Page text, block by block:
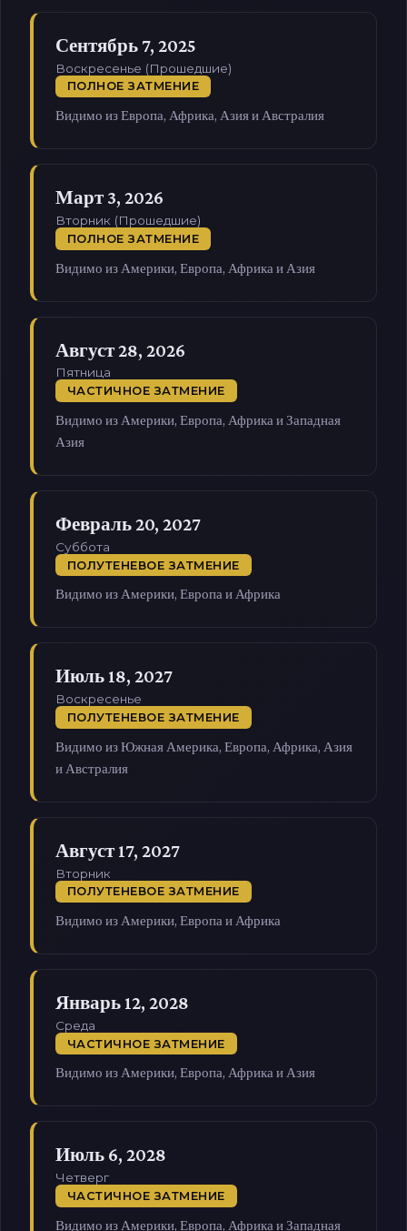
Сентябрь 7, 2025
Воскресенье (Прошедшие)
ПОЛНОЕ ЗАТМЕНИЕ
Видимо из Европа, Африка, Азия и Австралия
Март 3, 2026
Вторник (Прошедшие)
ПОЛНОЕ ЗАТМЕНИЕ
Видимо из Америки, Европа, Африка и Азия
Август 28, 2026
Пятница
ЧАСТИЧНОЕ ЗАТМЕНИЕ
Видимо из Америки, Европа, Африка и Западная
Азия
Февраль 20, 2027
Суббота
ПОЛУТЕНЕВОЕ ЗАТМЕНИЕ
Видимо из Америки, Европа и Африка
Июль 18, 2027
Воскресенье
ПОЛУТЕНЕВОЕ ЗАТМЕНИЕ
Видимо из Южная Америка, Европа, Африка, Азия
и Австралия
Август 17, 2027
Вторник
ПОЛУТЕНЕВОЕ ЗАТМЕНИЕ
Видимо из Америки, Европа и Африка
Январь 12, 2028
Среда
ЧАСТИЧНОЕ ЗАТМЕНИЕ
Видимо из Америки, Европа, Африка и Азия
Июль 6, 2028
Четверг
ЧАСТИЧНОЕ ЗАТМЕНИЕ
Видимо из Америки, Европа, Африка и Западная